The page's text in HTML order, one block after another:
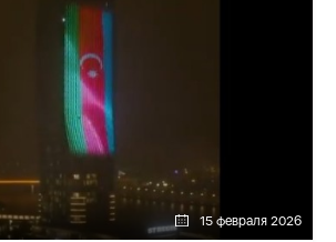
15 февраля 2026